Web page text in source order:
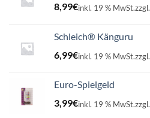
8,99€inkl. 19 % MwSt.zzgl.
Schleich® Känguru
6,99€inkl. 19 % MwSt.zzgl.
Euro-Spielgeld
3,99€inkl. 19 % MwSt.zzgl.